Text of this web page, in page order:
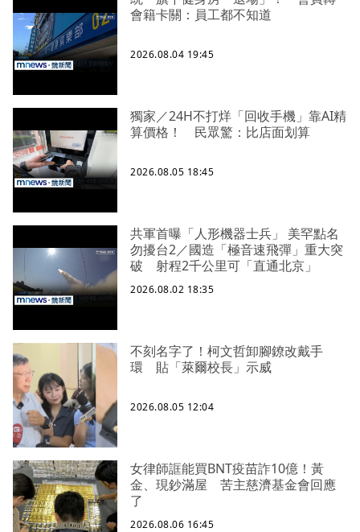
會籍卡關：員工都不知道
2026.08.04 19:45
獨家／24H不打烊「回收手機」靠AI精
算價格！ 民眾驚：比店面划算
2026.08.05 18:45
共軍首曝「人形機器士兵」 美罕點名
勿擾台2／國造「極音速飛彈」重大突
破 射程2千公里可「直通北京」
2026.08.02 18:35
不刻名字了！柯文哲卸腳鐐改戴手
環 貼「萊爾校長」示威
2026.08.05 12:04
女律師誆能買BNT疫苗詐10億！黃
金、現鈔滿屋 苦主慈濟基金會回應
了
2026.08.06 16:45